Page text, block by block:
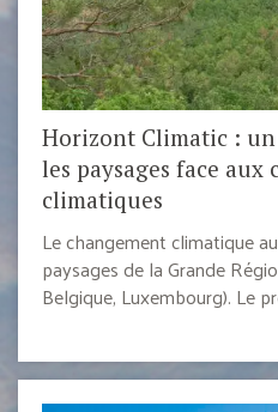
Horizont Climatic :
les paysages face aux
climatiques
Le changement climatique
paysages de la Grande
Belgique, Luxembourg). Le